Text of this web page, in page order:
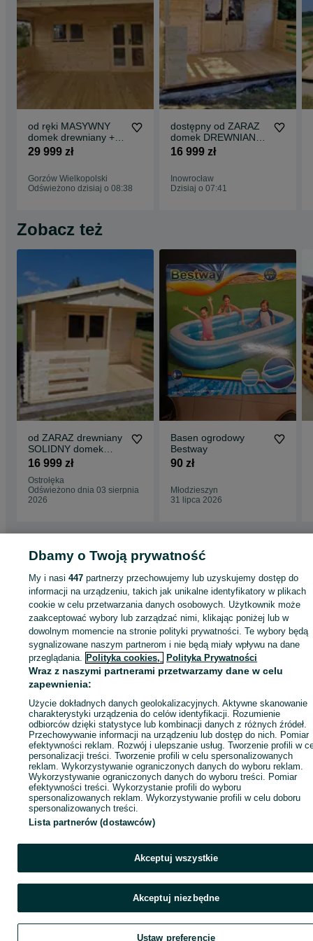
od ręki MASYWNY
domek drewniany +
TARAS* 8m x 5m*40
29 999 zł
Gorzów Wielkopolski
Odświeżono dzisiaj o 08:38
dostępny od ZARAZ
domek DREWNIANY
*6m x 4m*24m*na
16 999 zł
Inowrocław
Dzisiaj o 07:41
Zobacz też
od ZARAZ drewniany
SOLIDNY domek
letniskowy z
ROD*6x4*24m2
16 999 zł
Ostrołęka
Odświeżono dnia 03 sierpnia
2026
Basen ogrodowy
Bestway
90 zł
Młodzieszyn
31 lipca 2026
Strona główna Dom i Ogród Ogród
Mazowieckie
Domki - Płock
KATEGORIA
ID:812415926 Wyświetlenia:
Zadzwoń / SMS
Dbamy o Twoją prywatność
My i nasi447 partnerzy przechowujemy lub uzyskujemy dostęp do
informacji na urządzeniu, takich jak unikalne identyfikatory w plikach
cookie w celu przetwarzania danych osobowych. Użytkownik może
zaakceptować wybory lub zarządzać nimi, klikając poniżej lub w
dowolnym momencie na stronie polityki prywatności. Te wybory będą
sygnalizowane naszym partnerom i nie będą miały wpływu na dane
przeglądania. Polityka cookies, Polityka Prywatności
Wraz z naszymi partnerami przetwarzamy dane w celu
zapewnienia:
Użycie dokładnych danych geolokalizacyjnych. Aktywne skanowanie
charakterystyki urządzenia do celów identyfikacji. Rozumienie
odbiorców dzięki statystyce lub kombinacji danych z różnych źródeł.
Przechowywanie informacji na urządzeniu lub dostęp do nich. Pomiar
efektywności reklam. Rozwój i ulepszanie usług. Tworzenie profili w
personalizacji treści. Tworzenie profili w celu spersonalizowanych
reklam. Wykorzystywanie ograniczonych danych do wyboru reklam.
Wykorzystywanie ograniczonych danych do wyboru treści. Pomiar
efektywności treści. Wykorzystanie profili do wyboru
spersonalizowanych reklam. Wykorzystywanie profili w celu doboru
spersonalizowanych treści.
Lista partnerów (dostawców)
Akceptuj wszystkie
Akceptuj niezbędne
Ustaw preferencje